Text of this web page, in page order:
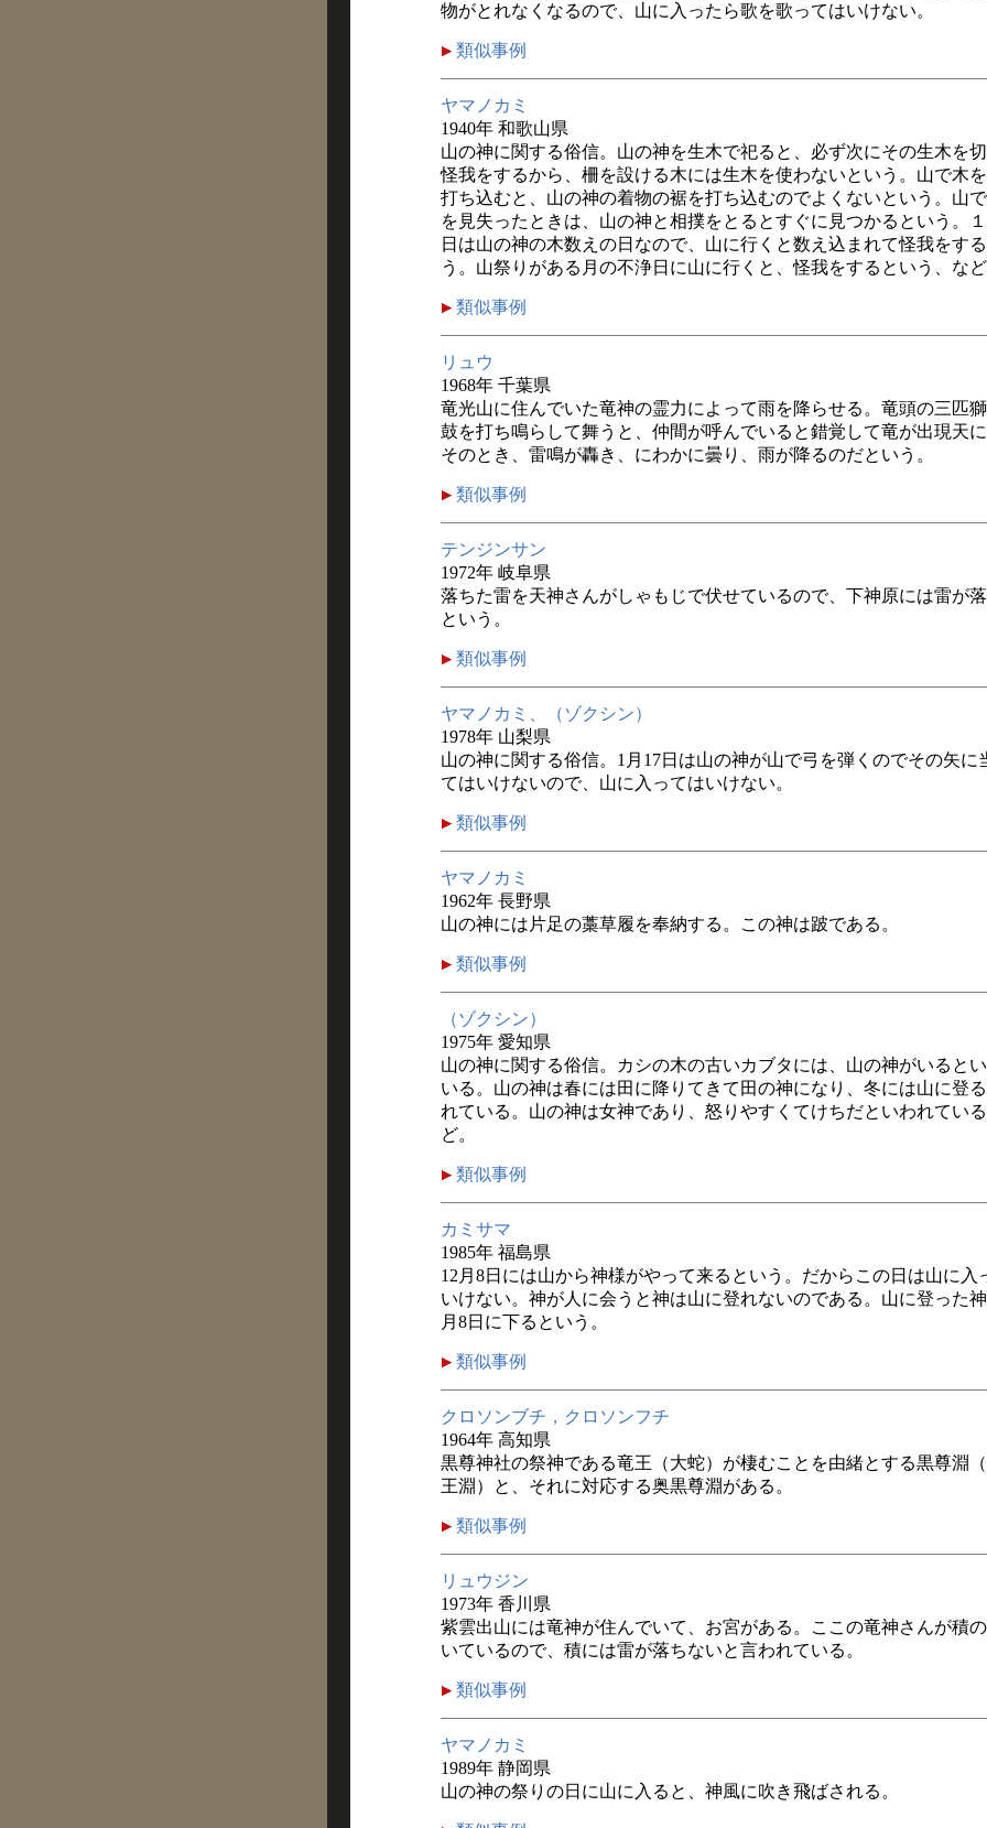
物がとれなくなるので、山に入ったら歌を歌ってはいけない。
類似事例
ヤマノカミ
1940年 和歌山県
山の神に関する俗信。山の神を生木で祀ると、必ず次にその生木を
怪我をするから、柵を設ける木には生木を使わないという。山で木
打ち込むと、山の神の着物の裾を打ち込むのでよくないという。山
を見失ったときは、山の神と相撲をとるとすぐに見つかるという。
日は山の神の木数えの日なので、山に行くと数え込まれて怪我をす
う。山祭りがある月の不浄日に山に行くと、怪我をするという、な
類似事例
リュウ
1968年 千葉県
竜光山に住んでいた竜神の霊力によって雨を降らせる。竜頭の三匹
鼓を打ち鳴らして舞うと、仲間が呼んでいると錯覚して竜が出現天
そのとき、雷鳴が轟き、にわかに曇り、雨が降るのだという。
類似事例
テンジンサン
1972年 岐阜県
落ちた雷を天神さんがしゃもじで伏せているので、下神原には雷が
という。
類似事例
ヤマノカミ、（ゾクシン）
1978年 山梨県
山の神に関する俗信。1月17日は山の神が山で弓を弾くのでその矢に
てはいけないので、山に入ってはいけない。
類似事例
ヤマノカミ
1962年 長野県
山の神には片足の藁草履を奉納する。この神は跛である。
類似事例
（ゾクシン）
1975年 愛知県
山の神に関する俗信。カシの木の古いカブタには、山の神がいると
いる。山の神は春には田に降りてきて田の神になり、冬には山に登
れている。山の神は女神であり、怒りやすくてけちだといわれてい
ど。
類似事例
カミサマ
1985年 福島県
12月8日には山から神様がやって来るという。だからこの日は山に入
いけない。神が人に会うと神は山に登れないのである。山に登った
月8日に下るという。
類似事例
クロソンブチ，クロソンフチ
1964年 高知県
黒尊神社の祭神である竜王（大蛇）が棲むことを由緒とする黒尊淵
王淵）と、それに対応する奥黒尊淵がある。
類似事例
リュウジン
1973年 香川県
紫雲出山には竜神が住んでいて、お宮がある。ここの竜神さんが積
いているので、積には雷が落ちないと言われている。
類似事例
ヤマノカミ
1989年 静岡県
山の神の祭りの日に山に入ると、神風に吹き飛ばされる。